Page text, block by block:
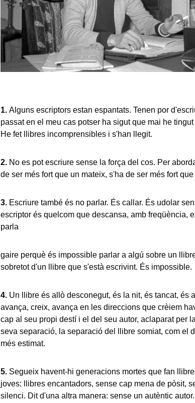
1. Alguns escriptors estan espantats. Tenen por
passat en el meu cas potser ha sigut que mai he
He fet llibres incomprensibles i s'han llegit.
2.No es pot escriure sense la força del cos. Per
de ser més fort que un mateix, s'ha de ser més fort
3.Escriure també és no parlar. És callar. És udolar
escriptor és quelcom que descansa, amb freqüència,
parla
gaire perquè és impossible parlar a algú sobre un
sobretot d'un llibre que s'està escrivint. És impossible.
4.Un llibre és allò desconegut, és la nit, és tancat, és
avança, creix, avança en les direccions que crèiem
cap al seu propi destí i el del seu autor, aclaparat per
seva separació, la separació del llibre somiat, com el
més estimat.
5.Segueix havent-hi generacions mortes que fan
joves: llibres encantadors, sense cap mena de pòsit,
silenci. Dit d'una altra manera: sense un autèntic